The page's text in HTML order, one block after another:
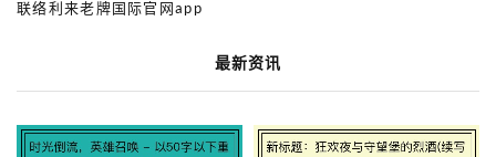
联络利来老牌国际官网app
最新资讯